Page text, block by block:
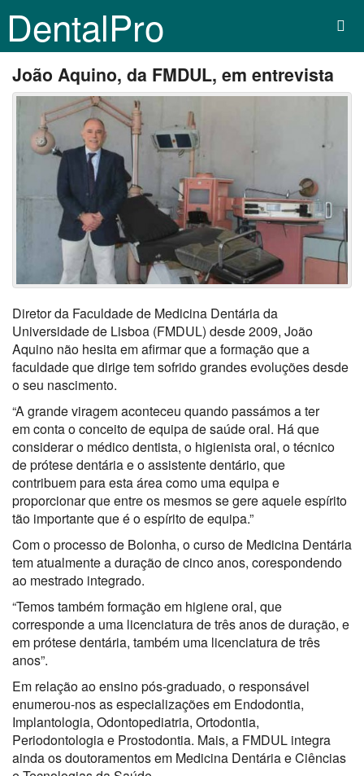
DentalPro
João Aquino, da FMDUL, em entrevista
Diretor da Faculdade de Medicina Dentária da
Universidade de Lisboa (FMDUL) desde 2009, João
Aquino não hesita em afirmar que a formação que a
faculdade que dirige tem sofrido grandes evoluções desde
o seu nascimento.
“A grande viragem aconteceu quando passámos a ter
em conta o conceito de equipa de saúde oral. Há que
considerar o médico dentista, o higienista oral, o técnico
de prótese dentária e o assistente dentário, que
contribuem para esta área como uma equipa e
proporcionar que entre os mesmos se gere aquele espírito
tão importante que é o espírito de equipa.”
Com o processo de Bolonha, o curso de Medicina Dentária
tem atualmente a duração de cinco anos, corespondendo
ao mestrado integrado.
“Temos também formação em higiene oral, que
corresponde a uma licenciatura de três anos de duração, e
em prótese dentária, também uma licenciatura de três
anos”.
Em relação ao ensino pós-graduado, o responsável
enumerou-nos as especializações em Endodontia,
Implantologia, Odontopediatria, Ortodontia,
Periodontologia e Prostodontia. Mais, a FMDUL integra
ainda os doutoramentos em Medicina Dentária e Ciências